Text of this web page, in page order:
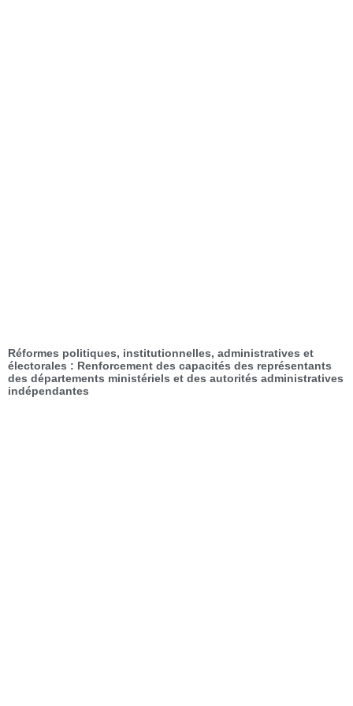
Réformes politiques, institutionnelles, administratives et
électorales : Renforcement des capacités des représentants
des départements ministériels et des autorités administratives
indépendantes